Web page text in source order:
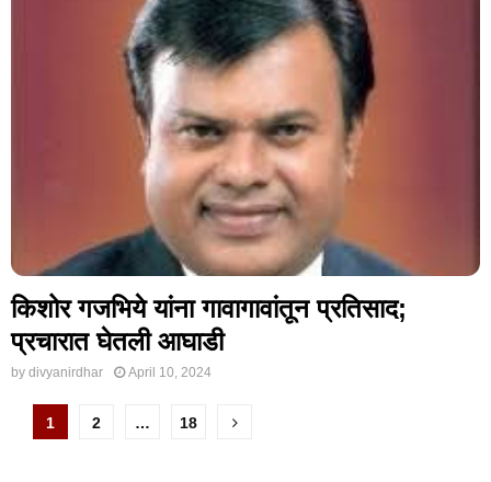
किशोर गजभिये यांना गावागावांतून प्रतिसाद;
प्रचारात घेतली आघाडी
by divyanirdhar April 10, 2024
Posts
1 2 … 18